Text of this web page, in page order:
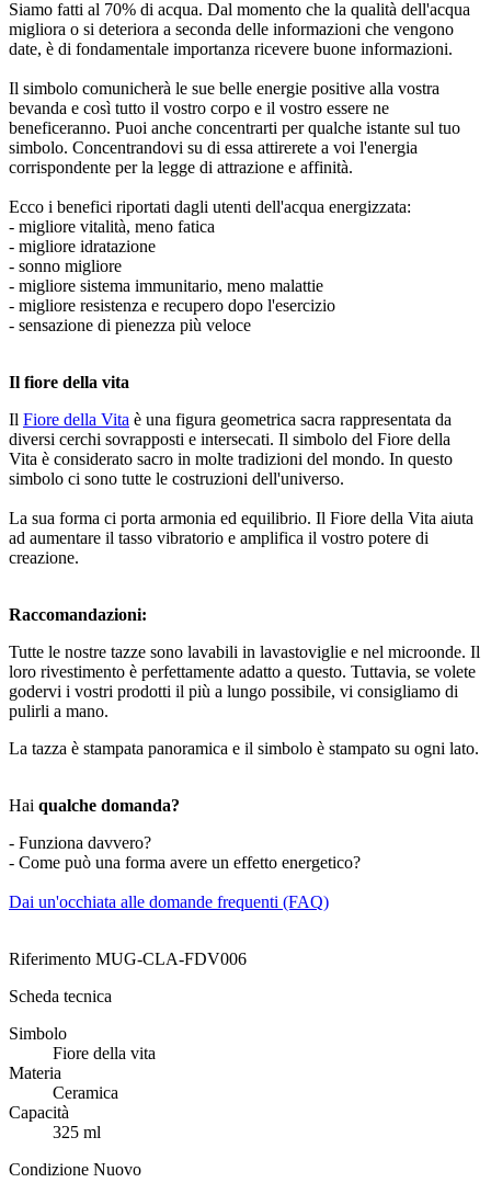
Siamo fatti al 70% di acqua. Dal momento che la qualità dell'acqua
migliora o si deteriora a seconda delle informazioni che vengono
date, è di fondamentale importanza ricevere buone informazioni.
Il simbolo comunicherà le sue belle energie positive alla vostra
bevanda e così tutto il vostro corpo e il vostro essere ne
beneficeranno. Puoi anche concentrarti per qualche istante sul tuo
simbolo. Concentrandovi su di essa attirerete a voi l'energia
corrispondente per la legge di attrazione e affinità.
Ecco i benefici riportati dagli utenti dell'acqua energizzata:
- migliore vitalità, meno fatica
- migliore idratazione
- sonno migliore
- migliore sistema immunitario, meno malattie
- migliore resistenza e recupero dopo l'esercizio
- sensazione di pienezza più veloce
Il fiore della vita
Il Fiore della Vita è una figura geometrica sacra rappresentata da
diversi cerchi sovrapposti e intersecati. Il simbolo del Fiore della
Vita è considerato sacro in molte tradizioni del mondo. In questo
simbolo ci sono tutte le costruzioni dell'universo.
La sua forma ci porta armonia ed equilibrio. Il Fiore della Vita aiuta
ad aumentare il tasso vibratorio e amplifica il vostro potere di
creazione.
Raccomandazioni:
Tutte le nostre tazze sono lavabili in lavastoviglie e nel microonde. Il
loro rivestimento è perfettamente adatto a questo. Tuttavia, se volete
godervi i vostri prodotti il più a lungo possibile, vi consigliamo di
pulirli a mano.
La tazza è stampata panoramica e il simbolo è stampato su ogni lato.
Hai qualche domanda?
- Funziona davvero?
- Come può una forma avere un effetto energetico?
Dai un'occhiata alle domande frequenti (FAQ)
Riferimento MUG-CLA-FDV006
Scheda tecnica
Simbolo
Fiore della vita
Materia
Ceramica
Capacità
325 ml
Condizione Nuovo